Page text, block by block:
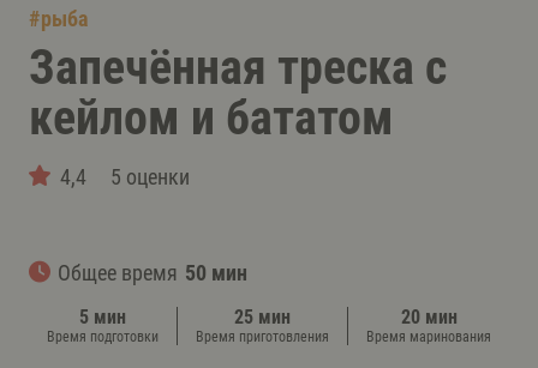
#рыба
Запечённая треска с
кейлом и бататом
4,4 5 оценки
Общее время 50 мин
5 мин
Время подготовки
25 мин
Время приготовления
20 мин
Время маринования